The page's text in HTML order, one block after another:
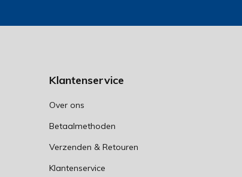
Klantenservice
Over ons
Betaalmethoden
Verzenden & Retouren
Klantenservice